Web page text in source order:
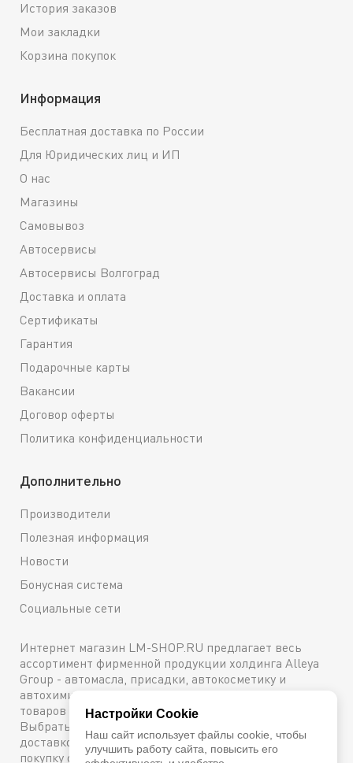
История заказов
Мои закладки
Корзина покупок
Информация
Бесплатная доставка по России
Для Юридических лиц и ИП
О нас
Магазины
Самовывоз
Автосервисы
Автосервисы Волгоград
Доставка и оплата
Сертификаты
Гарантия
Подарочные карты
Вакансии
Договор оферты
Политика конфиденциальности
Дополнительно
Производители
Полезная информация
Новости
Бонусная система
Социальные сети
Интернет магазин LM-SHOP.RU предлагает весь
ассортимент фирменной продукции холдинга Alleya
Group - автомасла, присадки, автокосметику и
автохимию. Каталог содержит подробное описание
товаров с техническими характеристиками и ценами.
Выбрать и купить оригинальную продукцию с
доставкой по Москве можно сейчас же, оформив
покупку онлайн, либо посетив один из наших
Настройки Cookie
Наш сайт использует файлы cookie, чтобы
улучшить работу сайта, повысить его